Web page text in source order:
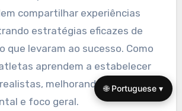
Um mentor pode ajudar os
padrões de pensamento
los por um diálogo
processo promove a
e uma mentalidade positiva,
Além disso,
🌐 Portuguese ▾